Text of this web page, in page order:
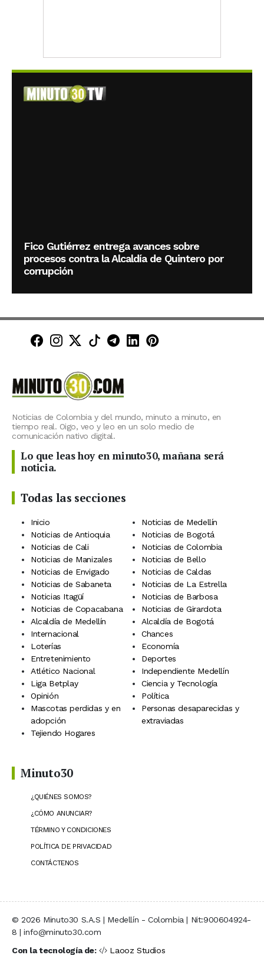
Fico Gutiérrez entrega avances sobre
procesos contra la Alcaldía de Quintero por
corrupción
Minuto30 en Facebook
Minuto30 en Instagram
Minuto30 en X (Twitter)
Minuto30 en TikTok
Canal de Minuto30 en
Minuto30 en LinkedIn
Minuto30 en
Noticias de Colombia y del mundo, minuto a minuto, en
tiempo real. Oigo, veo y leo en un solo medio de
comunicación nativo digital.
Lo que leas hoy en minuto30, mañana será
noticia.
Todas las secciones
Inicio
Noticias de Medellín
Noticias de Antioquia
Noticias de Bogotá
Noticias de Cali
Noticias de Colombia
Noticias de Manizales
Noticias de Bello
Noticias de Envigado
Noticias de Caldas
Noticias de Sabaneta
Noticias de La Estrella
Noticias Itagüí
Noticias de Barbosa
Noticias de Copacabana
Noticias de Girardota
Alcaldía de Medellín
Alcaldía de Bogotá
Internacional
Chances
Loterías
Economía
Entretenimiento
Deportes
Atlético Nacional
Independiente Medellín
Liga Betplay
Ciencia y Tecnología
Opinión
Política
Mascotas perdidas y en
adopción
Personas desaparecidas y
extraviadas
Tejiendo Hogares
Minuto30
¿QUIÉNES SOMOS?
¿CÓMO ANUNCIAR?
TÉRMINO Y CONDICIONES
POLÍTICA DE PRIVACIDAD
CONTÁCTENOS
© 2026 Minuto30 S.A.S | Medellín - Colombia | Nit:900604924-
8 | info@minuto30.com
Con la tecnología de:
Laooz Studios